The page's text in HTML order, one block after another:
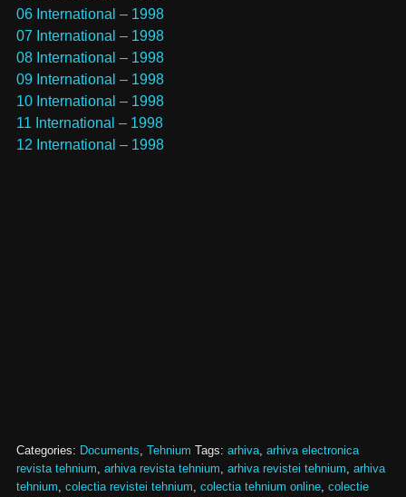
06 International – 1998
07 International – 1998
08 International – 1998
09 International – 1998
10 International – 1998
11 International – 1998
12 International – 1998
Categories: Documents, Tehnium Tags: arhiva, arhiva electronica
revista tehnium, arhiva revista tehnium, arhiva revistei tehnium, arhiva
tehnium, colectia revistei tehnium, colectia tehnium online, colectie